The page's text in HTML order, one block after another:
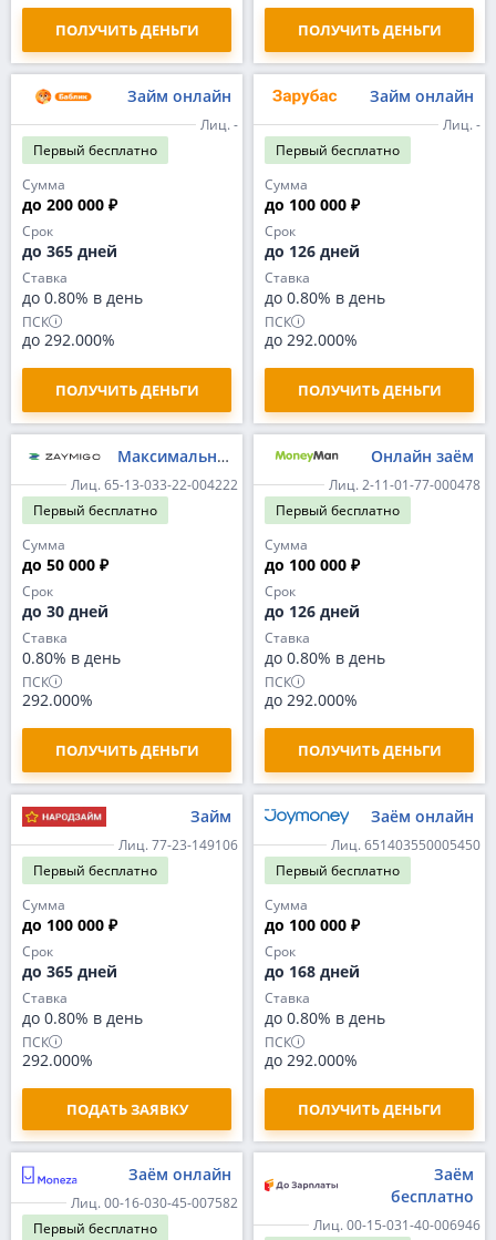
ПОЛУЧИТЬ ДЕНЬГИ ПОЛУЧИТЬ ДЕНЬГИ
Займ онлайн
Лиц. -
Первый бесплатно
Сумма
до 200 000 ₽
Срок
до 365 дней
Ставка
до 0.80% в день
ПСК
до 292.000%
ПОЛУЧИТЬ ДЕНЬГИ
Займ онлайн
Лиц. -
Первый бесплатно
Сумма
до 100 000 ₽
Срок
до 126 дней
Ставка
до 0.80% в день
ПСК
до 292.000%
ПОЛУЧИТЬ ДЕНЬГИ
Максимальный
Лиц. 65-13-033-22-004222
Первый бесплатно
Сумма
до 50 000 ₽
Срок
до 30 дней
Ставка
0.80% в день
ПСК
292.000%
ПОЛУЧИТЬ ДЕНЬГИ
Онлайн заём
Лиц. 2-11-01-77-000478
Первый бесплатно
Сумма
до 100 000 ₽
Срок
до 126 дней
Ставка
до 0.80% в день
ПСК
до 292.000%
ПОЛУЧИТЬ ДЕНЬГИ
Займ
Лиц. 77-23-149106
Первый бесплатно
Сумма
до 100 000 ₽
Срок
до 365 дней
Ставка
до 0.80% в день
ПСК
292.000%
ПОДАТЬ ЗАЯВКУ
Заём онлайн
Лиц. 651403550005450
Первый бесплатно
Сумма
до 100 000 ₽
Срок
до 168 дней
Ставка
до 0.80% в день
ПСК
до 292.000%
ПОЛУЧИТЬ ДЕНЬГИ
Заём онлайн
Лиц. 00-16-030-45-007582
Первый бесплатно
Заём
бесплатно
Лиц. 00-15-031-40-006946